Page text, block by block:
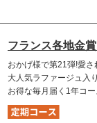
フランス各地金
おかげ様で第21弾!愛
大人気ラファージュ入
お得な毎月届く1年コー